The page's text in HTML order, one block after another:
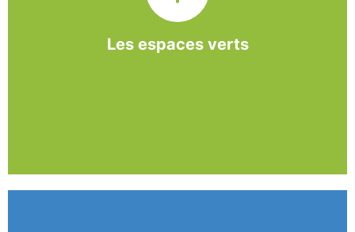
Les espaces verts
collectivités locales.